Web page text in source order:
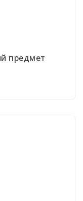
предмет